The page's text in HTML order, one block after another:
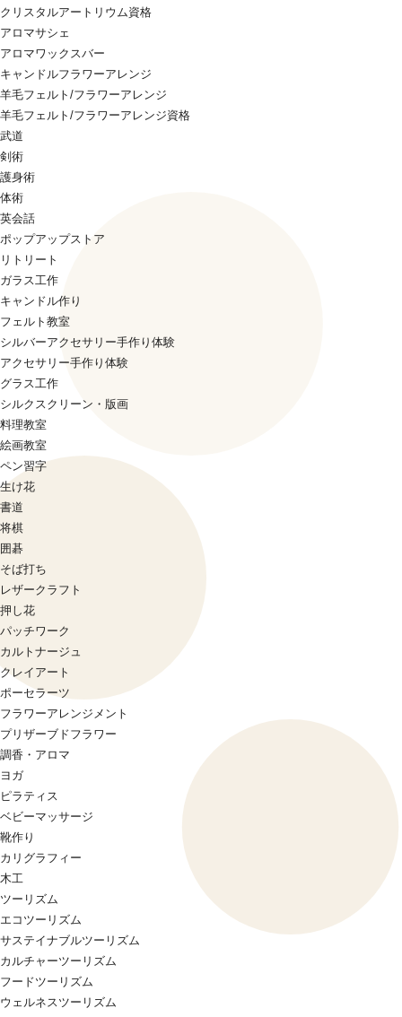
クリスタルアートリウム資格
アロマサシェ
アロマワックスバー
キャンドルフラワーアレンジ
羊毛フェルト/フラワーアレンジ
羊毛フェルト/フラワーアレンジ資格
武道
剣術
護身術
体術
英会話
ポップアップストア
リトリート
ガラス工作
キャンドル作り
フェルト教室
シルバーアクセサリー手作り体験
アクセサリー手作り体験
グラス工作
シルクスクリーン・版画
料理教室
絵画教室
ペン習字
生け花
書道
将棋
囲碁
そば打ち
レザークラフト
押し花
パッチワーク
カルトナージュ
クレイアート
ポーセラーツ
フラワーアレンジメント
プリザーブドフラワー
調香・アロマ
ヨガ
ピラティス
ベビーマッサージ
靴作り
カリグラフィー
木工
ツーリズム
エコツーリズム
サステイナブルツーリズム
カルチャーツーリズム
フードツーリズム
ウェルネスツーリズム